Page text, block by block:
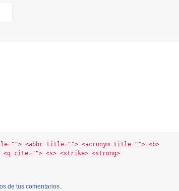
<abbr title=""> <acronym title=""> <b>
<q cite=""> <s> <strike> <strong>
de tus comentarios.